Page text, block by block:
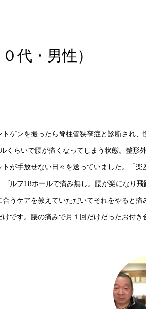
代・男性）
トゲンを撮ったら脊柱管狭窄症と診断され、
くらいで腰が痛くなってしまう状態。 整形
が手放せない日々を送っていました。「楽
ゴルフ18ホールで痛み無し。腰が楽になり
うケアを教えていただいてそれをやると
です。 腰の痛みで月１回だけだったお付き